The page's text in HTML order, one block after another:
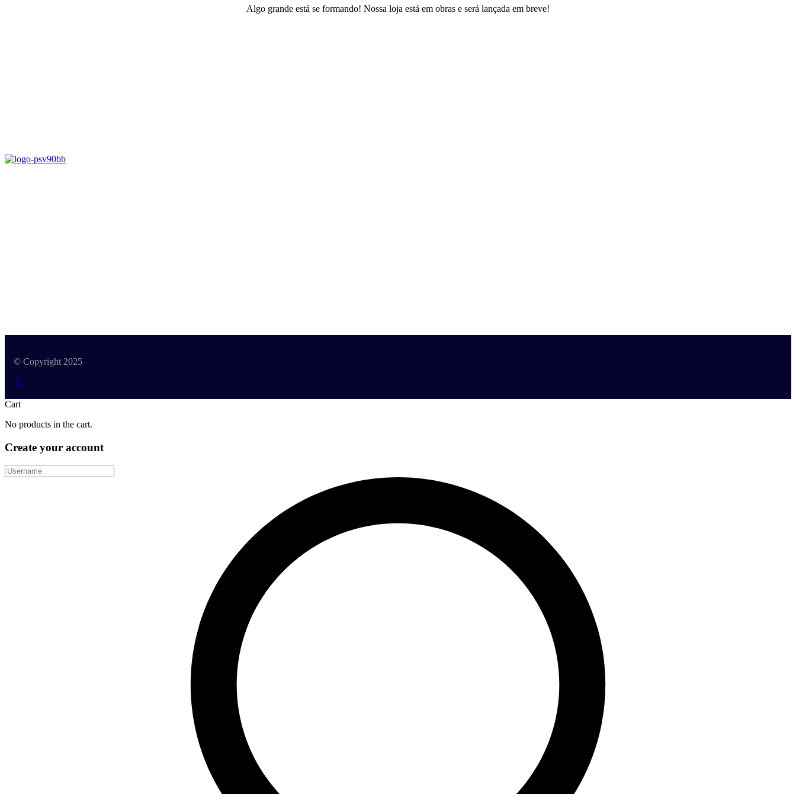
Algo grande está se formando! Nossa loja está em obras e será lançada em breve!
© Copyright 2025
Cart
No products in the cart.
Create your account